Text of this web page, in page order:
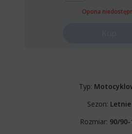
Opona
Typ:
Sezon: Letnie
Rozmiar: 90/90-